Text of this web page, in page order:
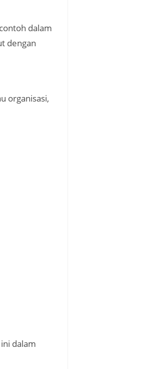
dalam
dengan
organisasi,
dalam